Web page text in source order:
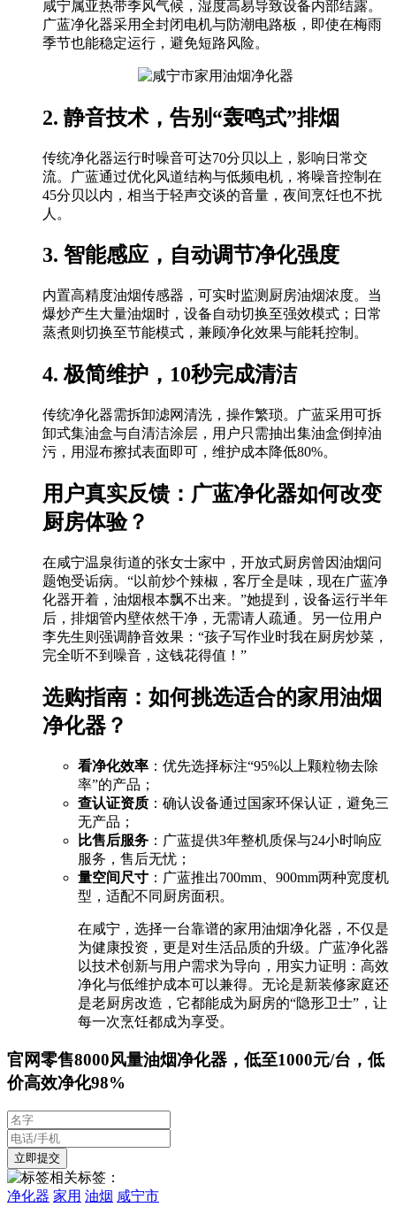
咸宁属亚热带季风气候，湿度高易导致设备内部结露。
广蓝净化器采用全封闭电机与防潮电路板，即使在梅雨
季节也能稳定运行，避免短路风险。
2. 静音技术，告别“轰鸣式”排烟
传统净化器运行时噪音可达70分贝以上，影响日常交
流。广蓝通过优化风道结构与低频电机，将噪音控制在
45分贝以内，相当于轻声交谈的音量，夜间烹饪也不扰
人。
3. 智能感应，自动调节净化强度
内置高精度油烟传感器，可实时监测厨房油烟浓度。当
爆炒产生大量油烟时，设备自动切换至强效模式；日常
蒸煮则切换至节能模式，兼顾净化效果与能耗控制。
4. 极简维护，10秒完成清洁
传统净化器需拆卸滤网清洗，操作繁琐。广蓝采用可拆
卸式集油盒与自清洁涂层，用户只需抽出集油盒倒掉油
污，用湿布擦拭表面即可，维护成本降低80%。
用户真实反馈：广蓝净化器如何改变
厨房体验？
在咸宁温泉街道的张女士家中，开放式厨房曾因油烟问
题饱受诟病。“以前炒个辣椒，客厅全是味，现在广蓝净
化器开着，油烟根本飘不出来。”她提到，设备运行半年
后，排烟管内壁依然干净，无需请人疏通。另一位用户
李先生则强调静音效果：“孩子写作业时我在厨房炒菜，
完全听不到噪音，这钱花得值！”
选购指南：如何挑选适合的家用油烟
净化器？
看净化效率 ：优先选择标注“95%以上颗粒物去除
率”的产品；
查认证资质 ：确认设备通过国家环保认证，避免三
无产品；
比售后服务 ：广蓝提供3年整机质保与24小时响应
服务，售后无忧；
量空间尺寸 ：广蓝推出700mm、900mm两种宽度机
型，适配不同厨房面积。
在咸宁，选择一台靠谱的家用油烟净化器，不仅是
为健康投资，更是对生活品质的升级。广蓝净化器
以技术创新与用户需求为导向，用实力证明：高效
净化与低维护成本可以兼得。无论是新装修家庭还
是老厨房改造，它都能成为厨房的“隐形卫士”，让
每一次烹饪都成为享受。
官网零售8000风量油烟净化器，低至1000元/台，低
价高效净化98%
相关标签：
净化器 家用 油烟 咸宁市